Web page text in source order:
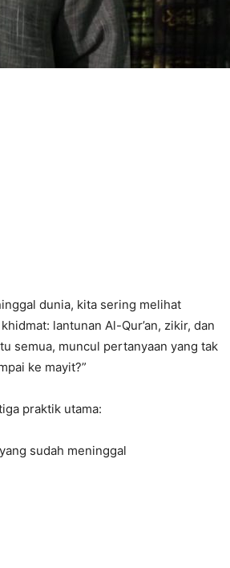
dunia, kita sering melihat
lantunan Al-Qur’an, zikir, dan
semua, muncul pertanyaan yang tak
ke mayit?”
praktik utama:
sudah meninggal